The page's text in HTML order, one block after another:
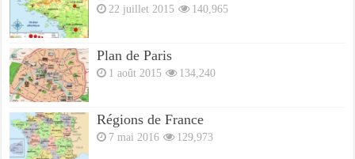
22 juillet 2015 140,965
Plan de Paris
1 août 2015 134,240
Régions de France
7 mai 2016 129,973